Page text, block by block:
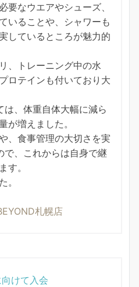
要なウエアやシューズ、
いることや、シャワーも
しているところが魅力的
、トレーニング中の水
ロテインも付いており大
、体重自体大幅に減ら
が増えました。
、食事管理の大切さを実
で、これからは自身で継
す。
。
札幌店
けて入会